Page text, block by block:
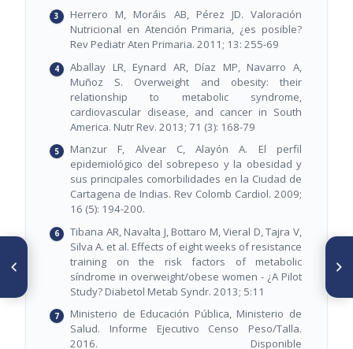
Herrero M, Moráis AB, Pérez JD. Valoración
Nutricional en Atención Primaria, ¿es posible?
Rev Pediatr Aten Primaria. 2011; 13: 255-69
Aballay LR, Eynard AR, Díaz MP, Navarro A,
Muñoz S. Overweight and obesity: their
relationship to metabolic syndrome,
cardiovascular disease, and cancer in South
America. Nutr Rev. 2013; 71 (3): 168-79
Manzur F, Alvear C, Alayón A. El perfil
epidemiológico del sobrepeso y la obesidad y
sus principales comorbilidades en la Ciudad de
Cartagena de Indias. Rev Colomb Cardiol. 2009;
16 (5): 194-200.
Tibana AR, Navalta J, Bottaro M, Vieral D, Tajra V,
Silva A. et al. Effects of eight weeks of resistance
training on the risk factors of metabolic
síndrome in overweight/obese women - ¿A Pilot
Study? Diabetol Metab Syndr. 2013; 5:11
Ministerio de Educación Pública, Ministerio de
Salud. Informe Ejecutivo Censo Peso/Talla.
2016. Disponible
ARTÍCULO ANTERIOR
Qualitative and quantitative
analysis of the relevance,
clarity, and comprehensibility
(ESQUADA)
SIGUIENTE ARTÍCULO
Asociación de sobrepeso u
obesidad con trastornos del
estado de ánimo en